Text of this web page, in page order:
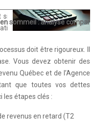
sommeil : analyse
doit être rigoureux. Il
Vous devez obtenir des
Québec et de l’Agence
que toutes vos dettes
les étapes clés :
revenus en retard (T2